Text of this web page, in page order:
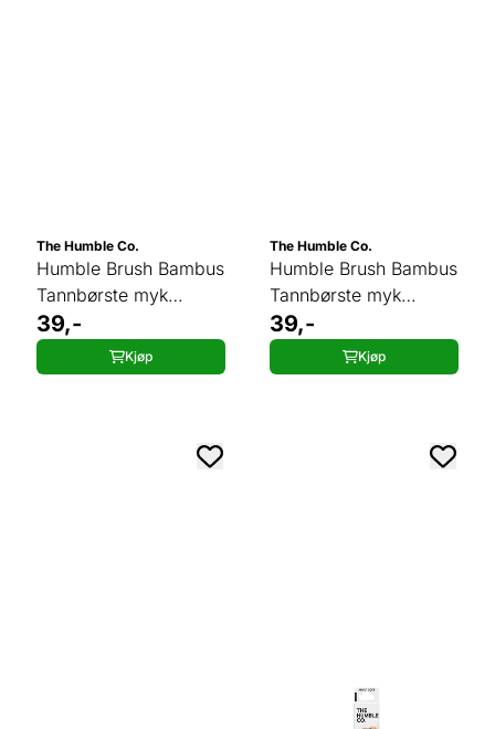
The Humble Co.
Humble Brush Bambus
Tannbørste myk
GRØNN
39,-
Kjøp
The Humble Co.
Humble Brush Bambus
Tannbørste myk
REGNBUE
39,-
Kjøp